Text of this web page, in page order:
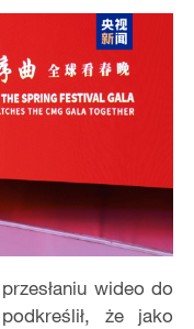
wideo do
że jako